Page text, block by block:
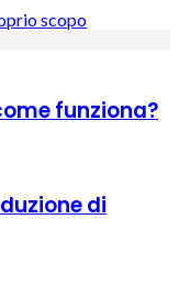
scopo
funziona?
di